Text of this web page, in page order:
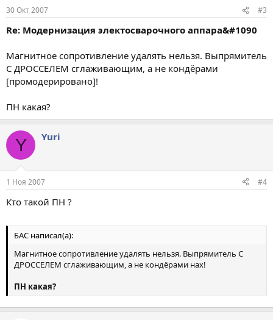
30 Окт 2007 #3
Re: Модернизация электосварочного аппара&#1090
Магнитное сопротивление удалять нельзя. Выпрямитель
С ДРОССЕЛЕМ сглаживающим, а не кондёрами
[промодерировано]!
ПН какая?
Y Yuri
1 Ноя 2007 #4
Кто такой ПН ?
БАС написал(а):
Магнитное сопротивление удалять нельзя. Выпрямитель С
ДРОССЕЛЕМ сглаживающим, а не кондёрами нах!
ПН какая?